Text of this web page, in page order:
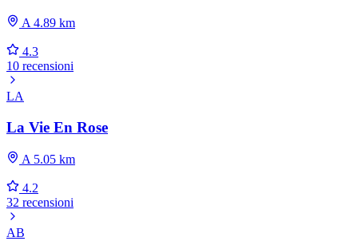
A 4.89 km
4.3
10 recensioni
LA
La Vie En Rose
A 5.05 km
4.2
32 recensioni
AB